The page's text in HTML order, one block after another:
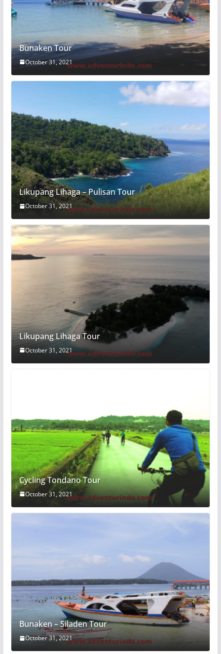
Bunaken Tour
October 31, 2021
Likupang Lihaga – Pulisan Tour
October 31, 2021
Likupang Lihaga Tour
October 31, 2021
Cycling Tondano Tour
October 31, 2021
Bunaken – Siladen Tour
October 31, 2021